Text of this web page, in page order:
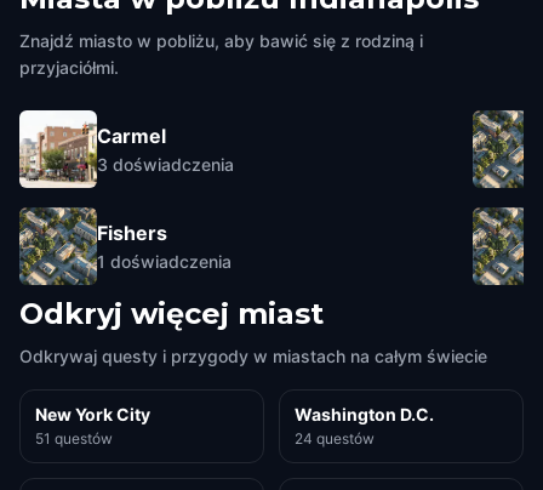
Znajdź miasto w pobliżu, aby bawić się z rodziną i
przyjaciółmi.
Carmel
3 doświadczenia
Fishers
1 doświadczenia
Odkryj więcej miast
Odkrywaj questy i przygody w miastach na całym świecie
New York City
51 questów
Washington D.C.
24 questów